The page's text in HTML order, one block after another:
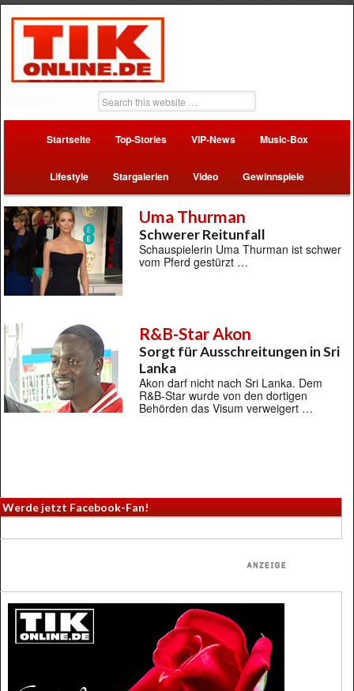
Startseite Top-Stories VIP-News Music-Box
Lifestyle Stargalerien Video Gewinnspiele
Uma Thurman
Schwerer Reitunfall
Schauspielerin Uma Thurman ist schwer
vom Pferd gestürzt …
R&B-Star Akon
Sorgt für Ausschreitungen in Sri
Lanka
Akon darf nicht nach Sri Lanka. Dem
R&B-Star wurde von den dortigen
Behörden das Visum verweigert …
Werde jetzt Facebook-Fan!